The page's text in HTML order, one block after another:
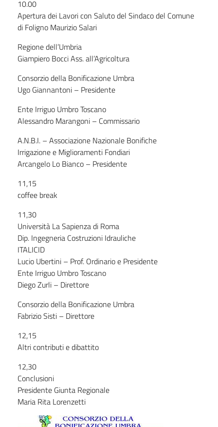
10.00
Apertura dei Lavori con Saluto del Sindaco del Comune
di Foligno Maurizio Salari
Regione dell’Umbria
Giampiero Bocci Ass. all’Agricoltura
Consorzio della Bonificazione Umbra
Ugo Giannantoni – Presidente
Ente Irriguo Umbro Toscano
Alessandro Marangoni – Commissario
A.N.B.I. – Associazione Nazionale Bonifiche
Irrigazione e Miglioramenti Fondiari
Arcangelo Lo Bianco – Presidente
11,15
coffee break
11,30
Università La Sapienza di Roma
Dip. Ingegneria Costruzioni Idrauliche
ITALICID
Lucio Ubertini – Prof. Ordinario e Presidente
Ente Irriguo Umbro Toscano
Diego Zurli – Direttore
Consorzio della Bonificazione Umbra
Fabrizio Sisti – Direttore
12,15
Altri contributi e dibattito
12,30
Conclusioni
Presidente Giunta Regionale
Maria Rita Lorenzetti